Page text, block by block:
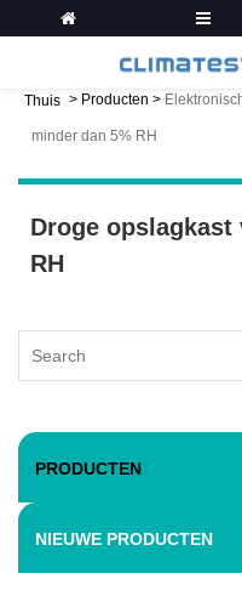
Thuis > Producten >
minder dan 5% RH
Droge opslagkast
RH
PRODUCTEN
NIEUWE PRODUCTEN